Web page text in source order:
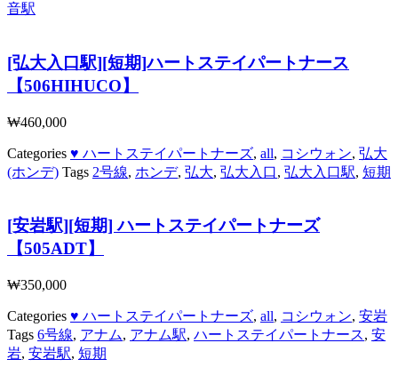
音駅
[弘大入口駅][短期]ハートステイパートナース
【506HIHUCO】
₩460,000
Categories ♥ ハートステイパートナーズ, all, コシウォン, 弘大
(ホンデ) Tags 2号線, ホンデ, 弘大, 弘大入口, 弘大入口駅, 短期
[安岩駅][短期] ハートステイパートナーズ
【505ADT】
₩350,000
Categories ♥ ハートステイパートナーズ, all, コシウォン, 安岩
Tags 6号線, アナム, アナム駅, ハートステイパートナース, 安
岩, 安岩駅, 短期